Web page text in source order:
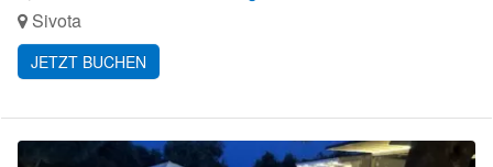
Sivota
JETZT BUCHEN